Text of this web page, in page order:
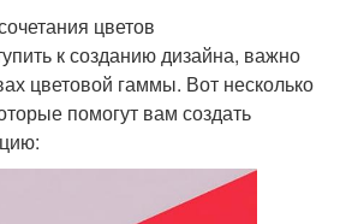
цветов
к созданию дизайна, важно
цветовой гаммы. Вот несколько
помогут вам создать